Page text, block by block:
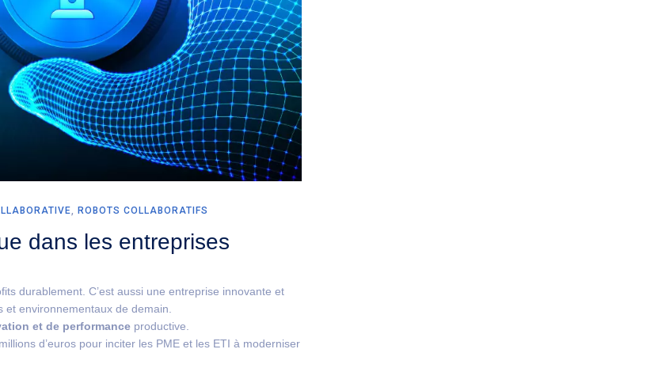
ROBOTS COLLABORATIFS
dans les entreprises
durablement. C’est aussi une entreprise innovante et
environnementaux de demain.
et de performance productive.
d’euros pour inciter les PME et les ETI à moderniser